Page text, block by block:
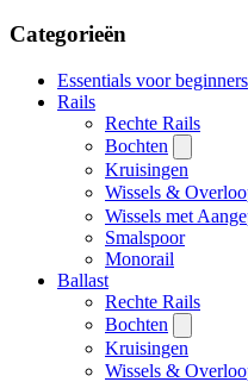
Categorieën
Essentials voor beginners
Rails
Rechte Rails
Bochten
Kruisingen
Wissels &
Wissels met
Smalspoor
Monorail
Ballast
Rechte Rails
Bochten
Kruisingen
Wissels &